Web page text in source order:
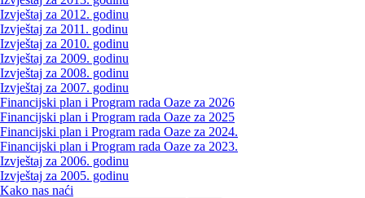
Izvještaj za 2012. godinu
Izvještaj za 2011. godinu
Izvještaj za 2010. godinu
Izvještaj za 2009. godinu
Izvještaj za 2008. godinu
Izvještaj za 2007. godinu
Financijski plan i Program rada Oaze za 2026
Financijski plan i Program rada Oaze za 2025
Financijski plan i Program rada Oaze za 2024.
Financijski plan i Program rada Oaze za 2023.
Izvještaj za 2006. godinu
Izvještaj za 2005. godinu
Kako nas naći